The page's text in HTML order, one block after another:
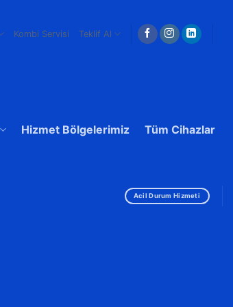
Kombi Servisi Teklif Al
Hizmet Bölgelerimiz Tüm Cihazlar
Acil Durum Hizmeti